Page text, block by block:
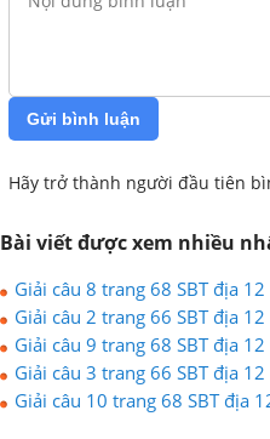
Gửi bình luận
Hãy trở thành người đầu tiên
Bài viết được xem nhiều
Giải câu 8 trang 68 SBT địa 12
Giải câu 2 trang 66 SBT địa 12
Giải câu 9 trang 68 SBT địa 12
Giải câu 3 trang 66 SBT địa 12
Giải câu 10 trang 68 SBT địa